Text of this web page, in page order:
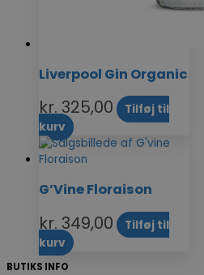
Liverpool Gin Organic
kr. 325,00
Tilføj til
kurv
G’Vine Floraison
kr. 349,00
Tilføj til
kurv
BUTIKS INFO